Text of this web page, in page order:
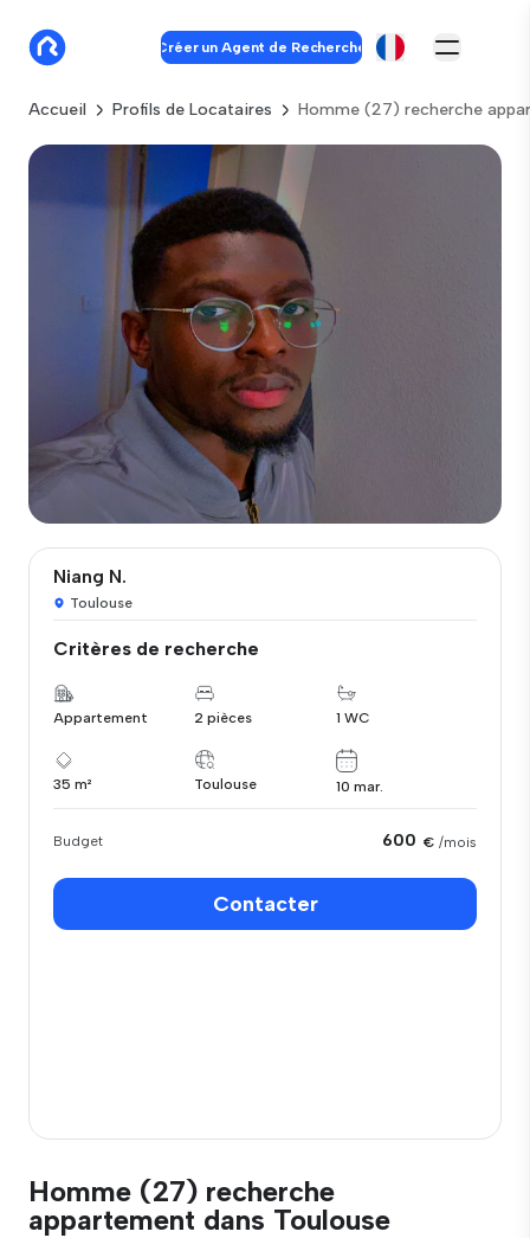
Créer un Agent de Recherche
Accueil Profils de Locataires Homme (27) recherche
Niang N.
Toulouse
Critères de recherche
Appartement 2 pièces 1 WC
35 m² Toulouse 10 mar.
Budget 600 € /mois
Contacter
Homme (27) recherche
appartement dans Toulouse